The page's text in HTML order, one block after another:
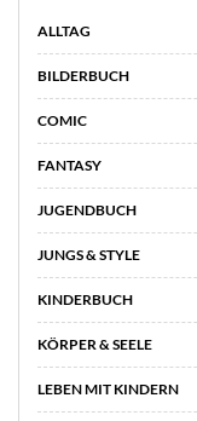
ALLTAG
BILDERBUCH
COMIC
FANTASY
JUGENDBUCH
JUNGS & STYLE
KINDERBUCH
KÖRPER & SEELE
LEBEN MIT KINDERN